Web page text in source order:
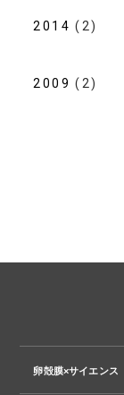
2014 (2)
2009 (2)
卵殻膜×サイエンス